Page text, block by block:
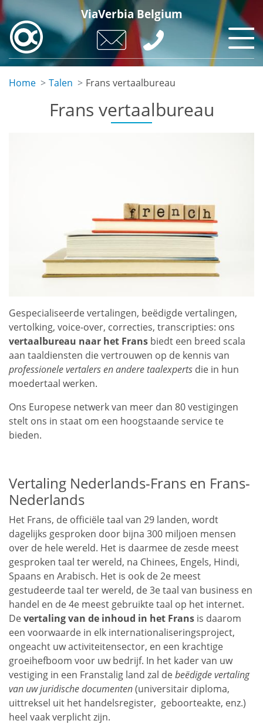
Skip
to
main
content
ViaVerbia Belgium
Home Talen Frans vertaalbureau
Frans vertaalbureau
Gespecialiseerde vertalingen, beëdigde vertalingen,
vertolking, voice-over, correcties, transcripties: ons
vertaalbureau naar het Frans biedt een breed scala
aan taaldiensten die vertrouwen op de kennis van
professionele vertalers en andere taalexperts die in hun
moedertaal werken.
Ons Europese netwerk van meer dan 80 vestigingen
stelt ons in staat om een hoogstaande service te
bieden.
Vertaling Nederlands-Frans en Frans-
Nederlands
Het Frans, de officiële taal van 29 landen, wordt
dagelijks gesproken door bijna 300 miljoen mensen
over de hele wereld. Het is daarmee de zesde meest
gesproken taal ter wereld, na Chinees, Engels, Hindi,
Spaans en Arabisch. Het is ook de 2e meest
gestudeerde taal ter wereld, de 3e taal van business en
handel en de 4e meest gebruikte taal op het internet.
Devertaling van de inhoud in het Frans is daarom
een voorwaarde in elk internationaliseringsproject,
ongeacht uw activiteitensector, en een krachtige
groeihefboom voor uw bedrijf. In het kader van uw
vestiging in een Franstalig land zal debeëdigde vertaling
van uw juridische documenten(universitair diploma,
uittreksel uit het handelsregister, geboorteakte, enz.)
heel vaak verplicht zijn.